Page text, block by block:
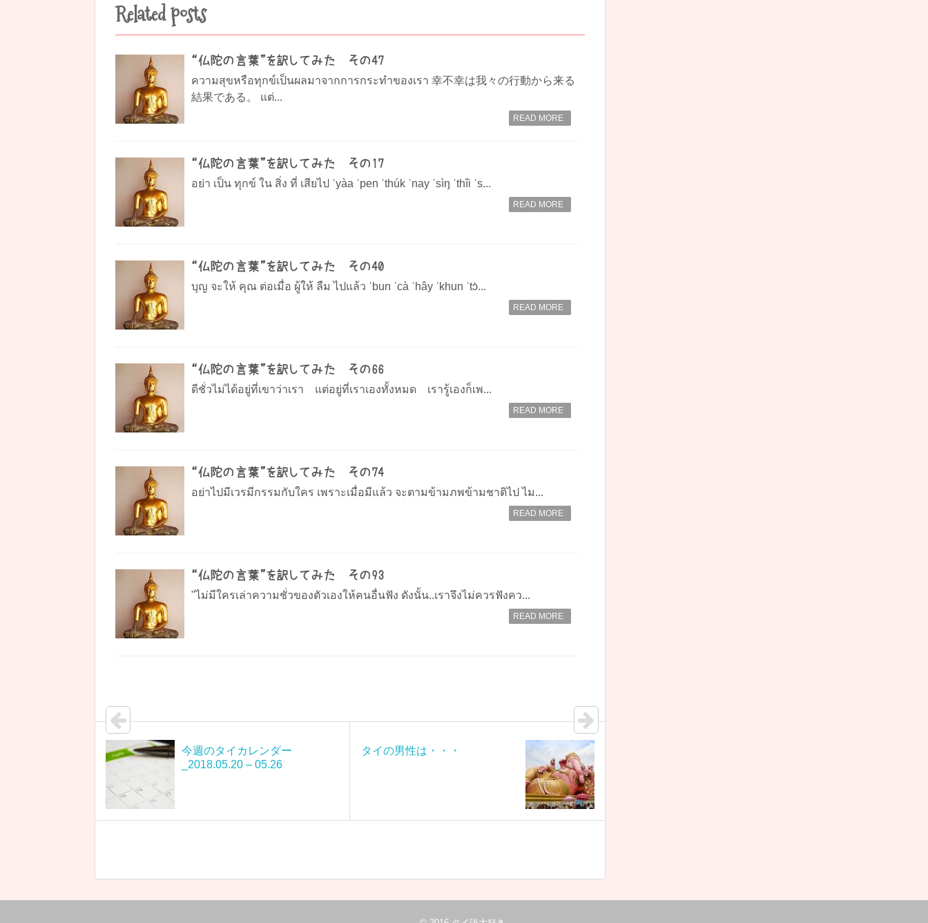
Related posts
“仏陀の言葉”を訳してみた その47
ความสุขหรือทุกข์เป็นผลมาจากการกระทำของเรา 幸不幸は我々の行動から来る
結果である。 แต่...
READ MORE
“仏陀の言葉”を訳してみた その17
อย่า เป็น ทุกข์ ใน สิ่ง ที่ เสียไป ˈyàa ˈpen ˈthúk ˈnay ˈsìŋ ˈthîi ˈs...
READ MORE
“仏陀の言葉”を訳してみた その40
บุญ จะให้ คุณ ต่อเมื่อ ผู้ให้ ลืม ไปแล้ว ˈbun ˈcà ˈhây ˈkhun ˈtɔ̀...
READ MORE
“仏陀の言葉”を訳してみた その66
ดีชั่วไม่ได้อยู่ที่เขาว่าเรา⠀ แต่อยู่ที่เราเองทั้งหมด⠀ เรารู้เองก็เพ...
READ MORE
“仏陀の言葉”を訳してみた その74
อย่าไปมีเวรมีกรรมกับใคร​ เพราะเมื่อมีแล้ว​ จะตามข้ามภพข้ามชาติไป​ ไม...
READ MORE
“仏陀の言葉”を訳してみた その93
"ไม่มีใครเล่าความชั่วของตัวเองให้คนอื่นฟัง ดังนั้น..เราจึงไม่ควรฟังคว...
READ MORE
今週のタイカレンダー
_2018.05.20 – 05.26
タイの男性は・・・